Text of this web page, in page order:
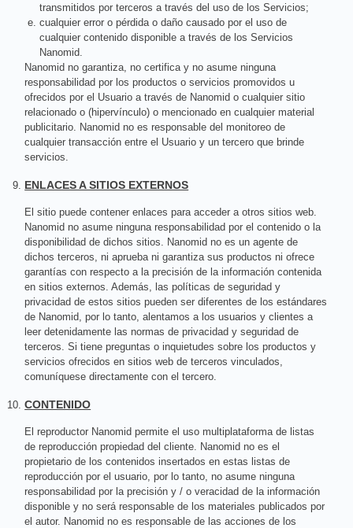
transmitidos por terceros a través del uso de los Servicios;
cualquier error o pérdida o daño causado por el uso de
cualquier contenido disponible a través de los Servicios
Nanomid.
Nanomid no garantiza, no certifica y no asume ninguna
responsabilidad por los productos o servicios promovidos u
ofrecidos por el Usuario a través de Nanomid o cualquier sitio
relacionado o (hipervínculo) o mencionado en cualquier material
publicitario. Nanomid no es responsable del monitoreo de
cualquier transacción entre el Usuario y un tercero que brinde
servicios.
ENLACES A SITIOS EXTERNOS
El sitio puede contener enlaces para acceder a otros sitios web.
Nanomid no asume ninguna responsabilidad por el contenido o la
disponibilidad de dichos sitios. Nanomid no es un agente de
dichos terceros, ni aprueba ni garantiza sus productos ni ofrece
garantías con respecto a la precisión de la información contenida
en sitios externos. Además, las políticas de seguridad y
privacidad de estos sitios pueden ser diferentes de los estándares
de Nanomid, por lo tanto, alentamos a los usuarios y clientes a
leer detenidamente las normas de privacidad y seguridad de
terceros. Si tiene preguntas o inquietudes sobre los productos y
servicios ofrecidos en sitios web de terceros vinculados,
comuníquese directamente con el tercero.
CONTENIDO
El reproductor Nanomid permite el uso multiplataforma de listas
de reproducción propiedad del cliente. Nanomid no es el
propietario de los contenidos insertados en estas listas de
reproducción por el usuario, por lo tanto, no asume ninguna
responsabilidad por la precisión y / o veracidad de la información
disponible y no será responsable de los materiales publicados por
el autor. Nanomid no es responsable de las acciones de los